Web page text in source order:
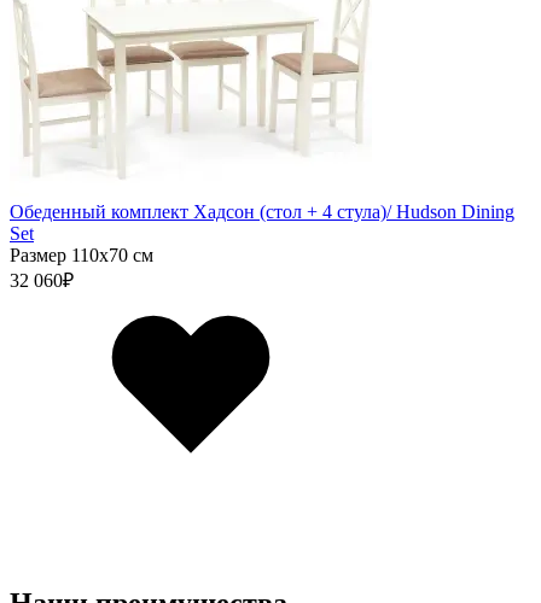
Обеденный комплект Хадсон (стол + 4 стула)/ Hudson Dining
Set
Размер 110х70 см
32 060₽